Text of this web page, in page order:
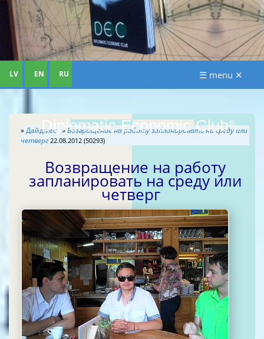
Diplomatic Economic Club®
LV EN RU ☰ menu ✕
»Дайджест»Возвращение на работу запланировать на среду или
четверг 22.08.2012 (50293)
Возвращение на работу
запланировать на среду или
четверг